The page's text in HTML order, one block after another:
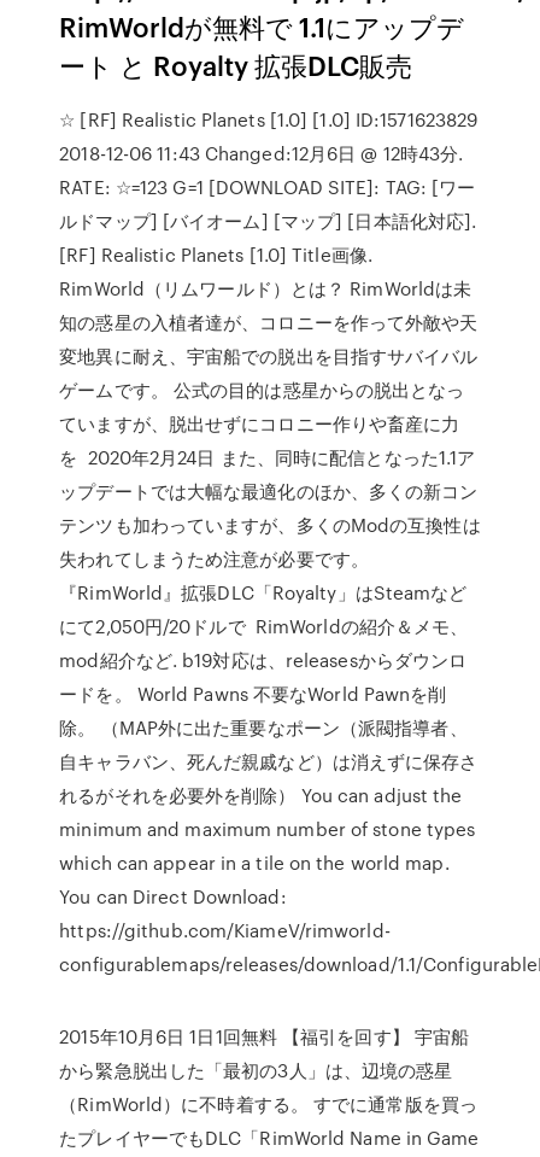
RimWorldが無料で 1.1にアップデ
ート と Royalty 拡張DLC販売
☆ [RF] Realistic Planets [1.0] [1.0] ID:1571623829
2018-12-06 11:43 Changed:12月6日 @ 12時43分.
RATE: ☆=123 G=1 [DOWNLOAD SITE]: TAG: [ワー
ルドマップ] [バイオーム] [マップ] [日本語化対応].
[RF] Realistic Planets [1.0] Title画像.
RimWorld（リムワールド）とは？ RimWorldは未
知の惑星の入植者達が、コロニーを作って外敵や天
変地異に耐え、宇宙船での脱出を目指すサバイバル
ゲームです。 公式の目的は惑星からの脱出となっ
ていますが、脱出せずにコロニー作りや畜産に力
を 2020年2月24日 また、同時に配信となった1.1ア
ップデートでは大幅な最適化のほか、多くの新コン
テンツも加わっていますが、多くのModの互換性は
失われてしまうため注意が必要です。
『RimWorld』拡張DLC「Royalty」はSteamなど
にて2,050円/20ドルで RimWorldの紹介＆メモ、
mod紹介など. b19対応は、releasesからダウンロ
ードを。 World Pawns 不要なWorld Pawnを削
除。 （MAP外に出た重要なポーン（派閥指導者、
自キャラバン、死んだ親戚など）は消えずに保存さ
れるがそれを必要外を削除） You can adjust the
minimum and maximum number of stone types
which can appear in a tile on the world map.
You can Direct Download:
https://github.com/KiameV/rimworld-
configurablemaps/releases/download/1.1/
2015年10月6日 1日1回無料 【福引を回す】 宇宙船
から緊急脱出した「最初の3人」は、辺境の惑星
（RimWorld）に不時着する。 すでに通常版を買っ
たプレイヤーでもDLC「RimWorld Name in Game